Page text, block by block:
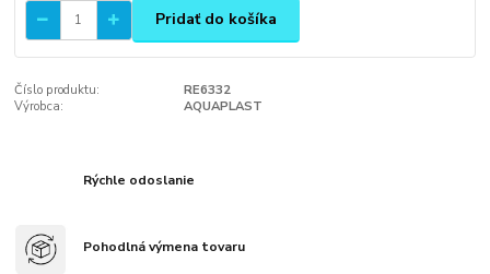
Pridať do košíka
Číslo produktu:
RE6332
Výrobca:
AQUAPLAST
Rýchle odoslanie
Pohodlná výmena tovaru